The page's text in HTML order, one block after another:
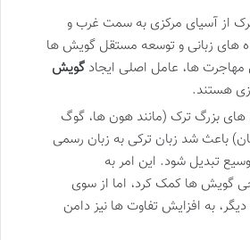
از آسیای مرکزی به سمت غرب و
های زبانی و توسعه مستقل گویش ها
ها، عامل اصلی ایجاد گویش
هستند.
های بزرگ ترک (مانند هون ها، گوگ
باعث شد زبان ترکی به زبان رسمی
تبدیل شود. این امر به
گویش ها کمک کرد، اما از سوی
به افزایش تفاوت ها نیز دامن